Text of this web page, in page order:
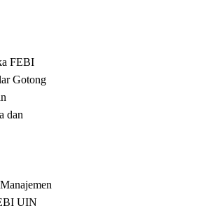
FEBI
Gotong
dan
UIN